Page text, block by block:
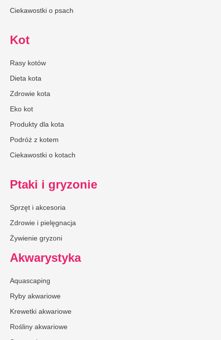
Ciekawostki o psach
Kot
Rasy kotów
Dieta kota
Zdrowie kota
Eko kot
Produkty dla kota
Podróż z kotem
Ciekawostki o kotach
Ptaki i gryzonie
Sprzęt i akcesoria
Zdrowie i pielęgnacja
Żywienie gryzoni
Akwarystyka
Aquascaping
Ryby akwariowe
Krewetki akwariowe
Rośliny akwariowe